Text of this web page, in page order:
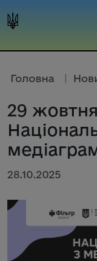
Головна |
29
28.10.2025